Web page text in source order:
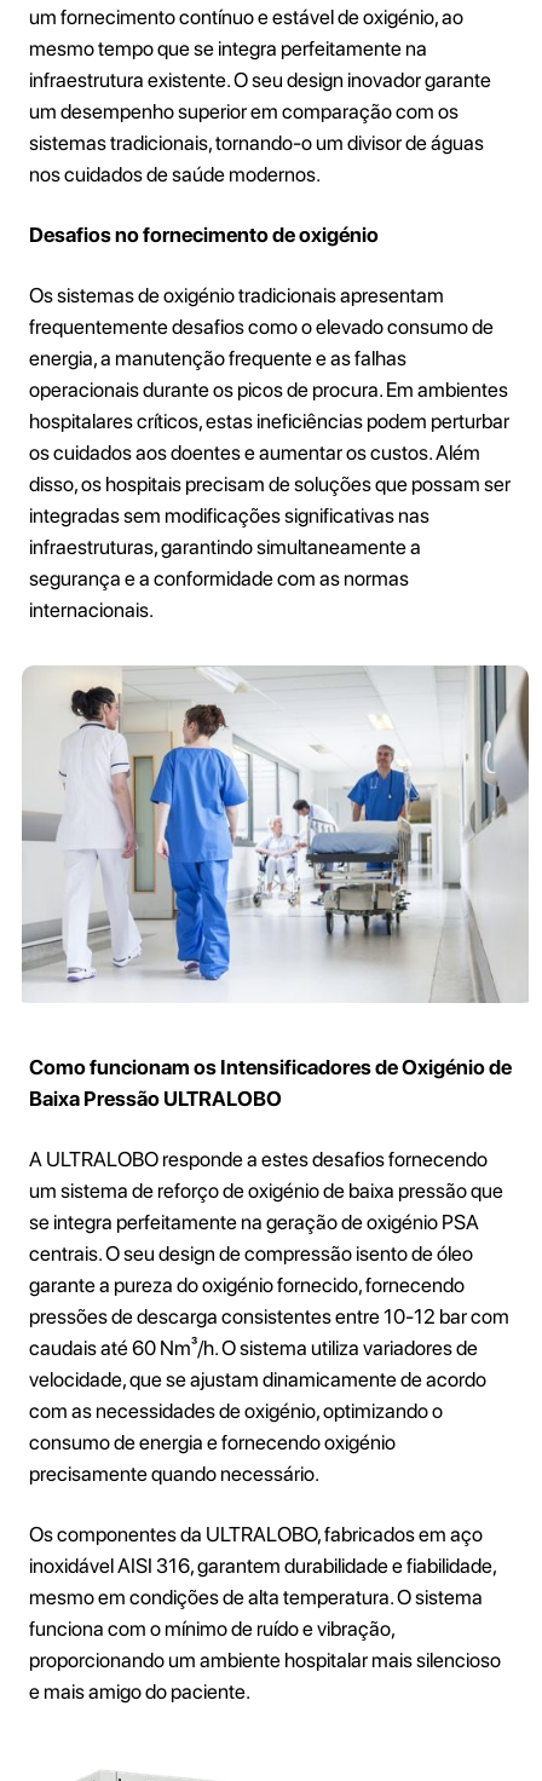
um fornecimento contínuo e estável de oxigénio, ao
mesmo tempo que se integra perfeitamente na
infraestrutura existente. O seu design inovador garante
um desempenho superior em comparação com os
sistemas tradicionais, tornando-o um divisor de águas
nos cuidados de saúde modernos.
Desafios no fornecimento de oxigénio
Os sistemas de oxigénio tradicionais apresentam
frequentemente desafios como o elevado consumo de
energia, a manutenção frequente e as falhas
operacionais durante os picos de procura. Em ambientes
hospitalares críticos, estas ineficiências podem perturbar
os cuidados aos doentes e aumentar os custos. Além
disso, os hospitais precisam de soluções que possam ser
integradas sem modificações significativas nas
infraestruturas, garantindo simultaneamente a
segurança e a conformidade com as normas
internacionais.
Como funcionam os Intensificadores de Oxigénio de
Baixa Pressão ULTRALOBO
A ULTRALOBO responde a estes desafios fornecendo
um sistema de reforço de oxigénio de baixa pressão que
se integra perfeitamente na geração de oxigénio PSA
centrais. O seu design de compressão isento de óleo
garante a pureza do oxigénio fornecido, fornecendo
pressões de descarga consistentes entre 10-12 bar com
caudais até 60 Nm³/h. O sistema utiliza variadores de
velocidade, que se ajustam dinamicamente de acordo
com as necessidades de oxigénio, optimizando o
consumo de energia e fornecendo oxigénio
precisamente quando necessário.
Os componentes da ULTRALOBO, fabricados em aço
inoxidável AISI 316, garantem durabilidade e fiabilidade,
mesmo em condições de alta temperatura. O sistema
funciona com o mínimo de ruído e vibração,
proporcionando um ambiente hospitalar mais silencioso
e mais amigo do paciente.